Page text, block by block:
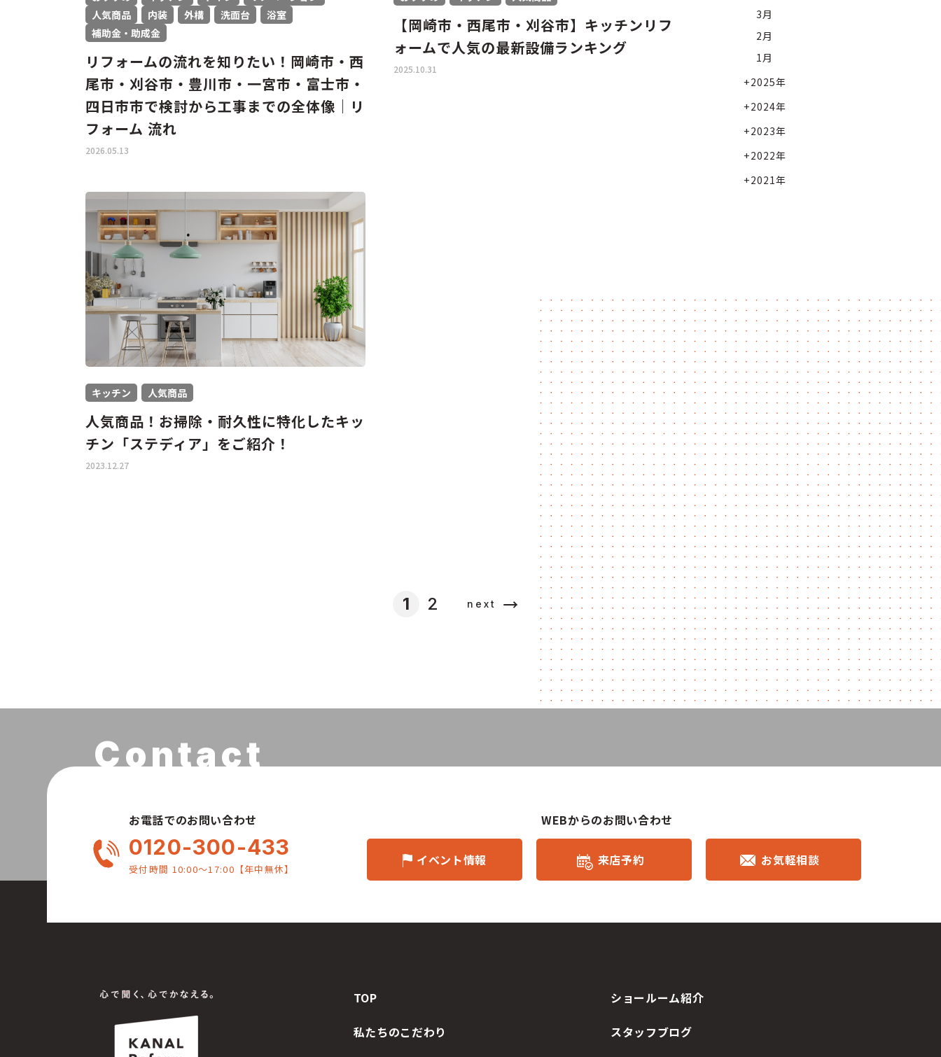
人気商品
内装 外構 洗面台
浴室
補助金・助成金
リフォームの流れを知りたい！岡崎市・西
尾市・刈谷市・豊川市・一宮市・富士市・
四日市市で検討から工事までの全体像｜リ
フォーム 流れ
2026.05.13
【岡崎市・西尾市・刈谷市】キッチンリフ
ォームで人気の最新設備ランキング
2025.10.31
キッチン 人気商品
人気商品！お掃除・耐久性に特化したキッ
チン「ステディア」をご紹介！
2023.12.27
3月
2月
1月
2025年
2024年
2023年
2022年
2021年
1 2 next
お電話でのお問い合わせ
0120-300-433
受付時間 10:00〜17:00【年中無休】
WEBからのお問い合わせ
イベント情報 来店予約 お気軽相談
TOP
私たちのこだわり
ショールーム紹介
スタッフブログ